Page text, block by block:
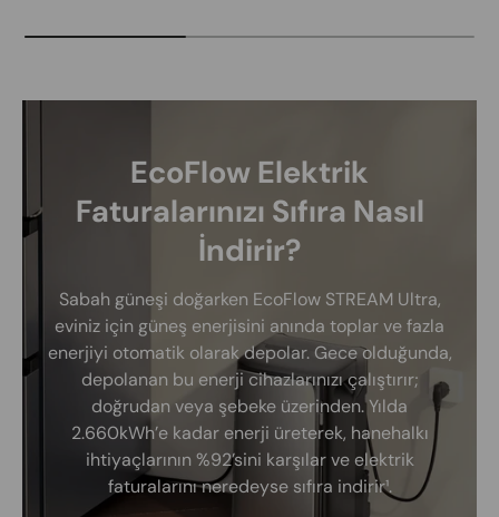
EcoFlow Elektrik
Faturalarınızı Sıfıra Nasıl
İndirir?
Sabah güneşi doğarken EcoFlow STREAM Ultra,
eviniz için güneş enerjisini anında toplar ve fazla
enerjiyi otomatik olarak depolar. Gece olduğunda,
depolanan bu enerji cihazlarınızı çalıştırır;
doğrudan veya şebeke üzerinden. Yılda
2.660kWh’e kadar enerji üreterek, hanehalkı
ihtiyaçlarının %92’sini karşılar ve elektrik
faturalarını neredeyse sıfıra indirir¹.